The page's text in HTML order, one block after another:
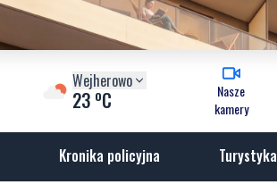
Wejherowo
23 oC
Nasze
kamery
Kronika policyjna Turystyka